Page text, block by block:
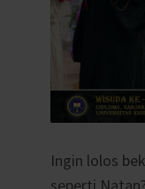
Ingin lolos
seperti